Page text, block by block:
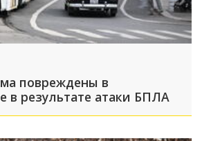
повреждены в
в результате атаки БПЛА